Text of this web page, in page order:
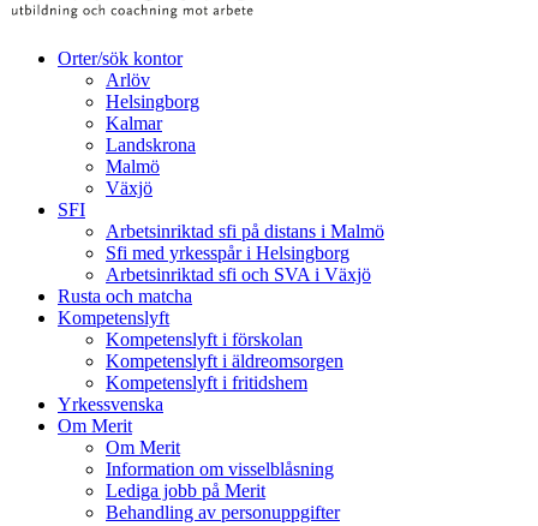
Orter/sök kontor
Arlöv
Helsingborg
Kalmar
Landskrona
Malmö
Växjö
SFI
Arbetsinriktad sfi på distans i Malmö
Sfi med yrkesspår i Helsingborg
Arbetsinriktad sfi och SVA i Växjö
Rusta och matcha
Kompetenslyft
Kompetenslyft i förskolan
Kompetenslyft i äldreomsorgen
Kompetenslyft i fritidshem
Yrkessvenska
Om Merit
Om Merit
Information om visselblåsning
Lediga jobb på Merit
Behandling av personuppgifter